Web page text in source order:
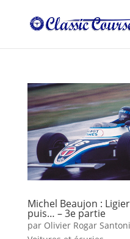
Michel Beaujon :
puis… – 3e partie
par Olivier Rogar Santoni